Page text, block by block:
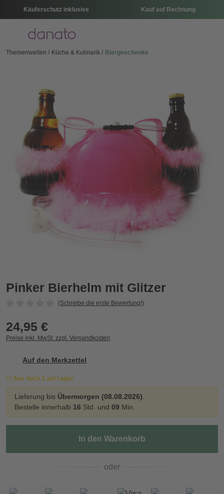
Käuferschutz inklusive Kauf auf Rechnung
Menü
Themenwelten Küche & Kulinarik Biergeschenke
Pinker Bierhelm mit Glitzer
(Schreibe die erste Bewertung!)
24,95 €
Preise inkl. MwSt. zzgl. Versandkosten
Auf den Merkzettel
Nur noch 3 auf Lager
Lieferung bis Übermorgen (08.08.2026).
Bestelle innerhalb 16 Std. und 09 Min.
In den Warenkorb
oder